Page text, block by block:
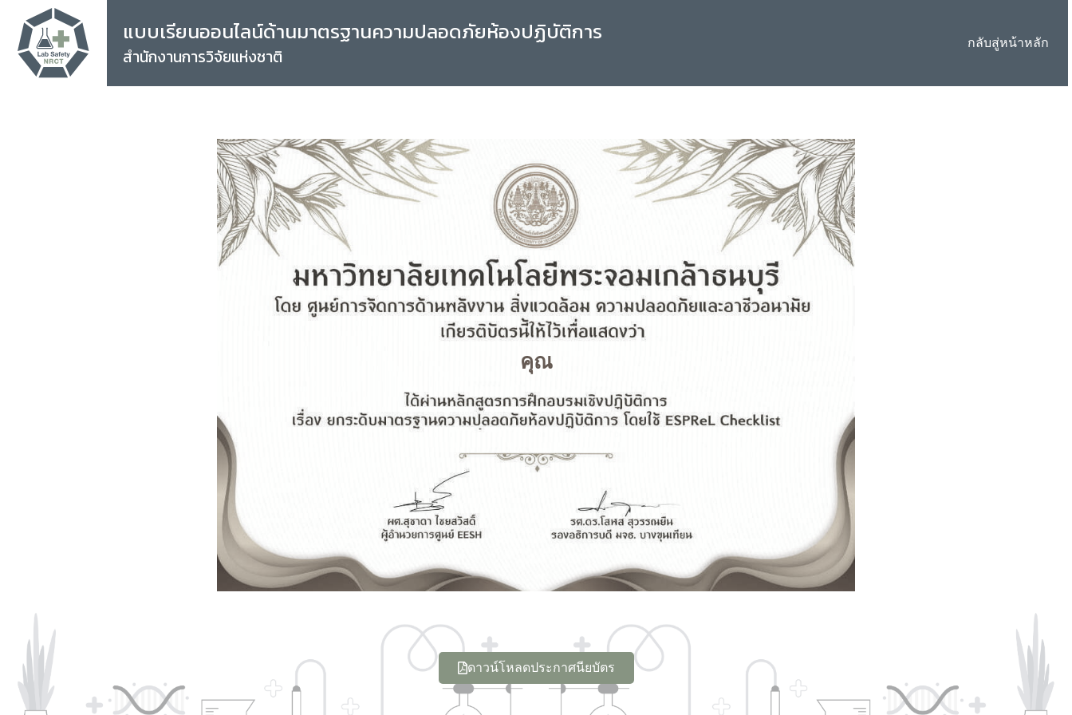
แบบเรียนออนไลน์ด้านมาตรฐานความปลอดภัยห้องปฏิบัติการ
สำนักงานการวิจัยแห่งชาติ
กลับสู่หน้าหลัก
คุณ
ดาวน์โหลดประกาศนียบัตร